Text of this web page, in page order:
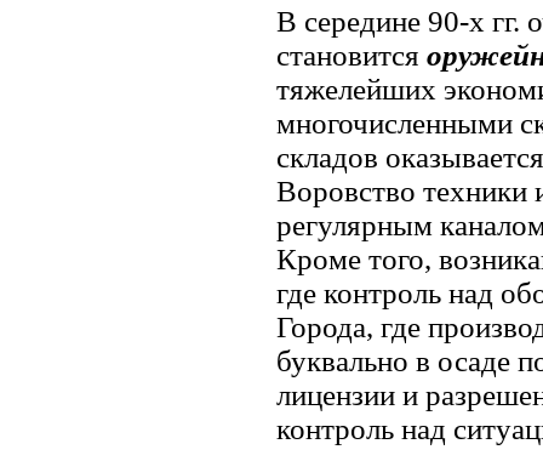
В середине 90-х гг.
становится
тяжелейших
многочисленными
складов
Воровство техники
регулярным
Кроме того,
где контроль над
Города, где
буквально в осаде
лицензии и
контроль над